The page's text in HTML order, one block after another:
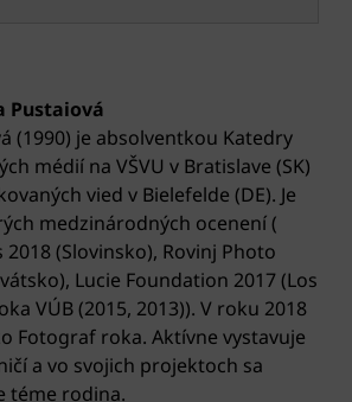
Pustaiová
(1990) je absolventkou Katedry
médií na VŠVU v Bratislave (SK)
vied v Bielefelde (DE). Je
medzinárodných ocenení (
(Slovinsko), Rovinj Photo
Lucie Foundation 2017 (Los
VÚB (2015, 2013)). V roku 2018
Fotograf roka. Aktívne vystavuje
a vo svojich projektoch sa
téme rodina.